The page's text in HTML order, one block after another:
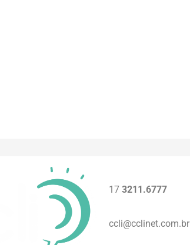
17 3211.6777
ccli@cclinet.com.br